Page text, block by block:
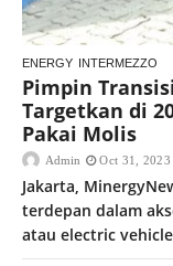
ENERGY INTERMEZZO
Pimpin
Targetkan di
Pakai Molis
Admin Oct 31, 2023
Jakarta,
terdepan dalam
atau electric